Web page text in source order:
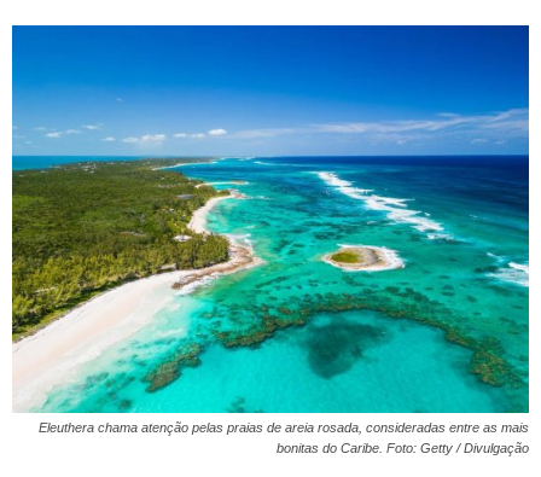
Eleuthera chama atenção pelas praias de areia rosada, consideradas entre as mais
bonitas do Caribe. Foto: Getty / Divulgação